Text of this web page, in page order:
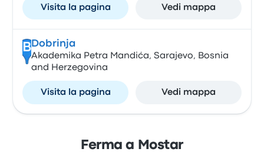
Visita la pagina Vedi mappa
B Dobrinja
Akademika Petra Mandića, Sarajevo, Bosnia
and Herzegovina
Visita la pagina Vedi mappa
Ferma a Mostar